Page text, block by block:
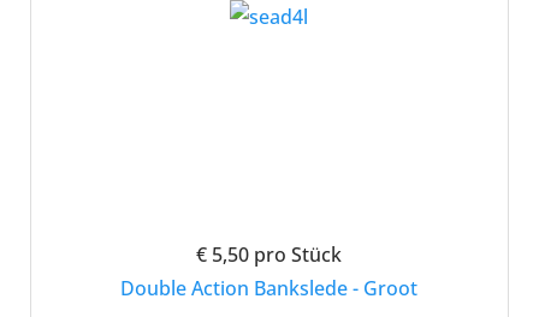
€ 5,50 pro Stück
Double Action Bankslede - Groot